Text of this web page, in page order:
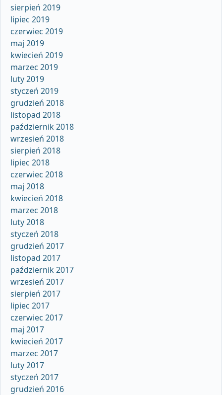
sierpień 2019
lipiec 2019
czerwiec 2019
maj 2019
kwiecień 2019
marzec 2019
luty 2019
styczeń 2019
grudzień 2018
listopad 2018
październik 2018
wrzesień 2018
sierpień 2018
lipiec 2018
czerwiec 2018
maj 2018
kwiecień 2018
marzec 2018
luty 2018
styczeń 2018
grudzień 2017
listopad 2017
październik 2017
wrzesień 2017
sierpień 2017
lipiec 2017
czerwiec 2017
maj 2017
kwiecień 2017
marzec 2017
luty 2017
styczeń 2017
grudzień 2016